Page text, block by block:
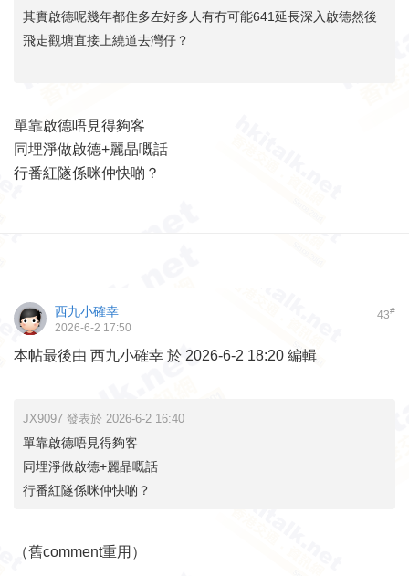
其實啟德呢幾年都住多左好多人有冇可能641延長深入啟德然後
飛走觀塘直接上繞道去灣仔？
單靠啟德唔見得夠客
同埋淨做啟德+麗晶嘅話
行番紅隧係咪仲快啲？
43#
西九小確幸
2026-6-2 17:50
本帖最後由 西九小確幸 於 2026-6-2 18:20 編輯
JX9097 發表於 2026-6-2 16:40
單靠啟德唔見得夠客
同埋淨做啟德+麗晶嘅話
行番紅隧係咪仲快啲？
（舊comment重用）